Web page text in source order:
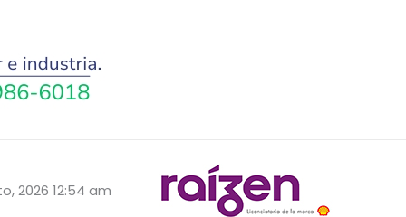
2026 12:54 am